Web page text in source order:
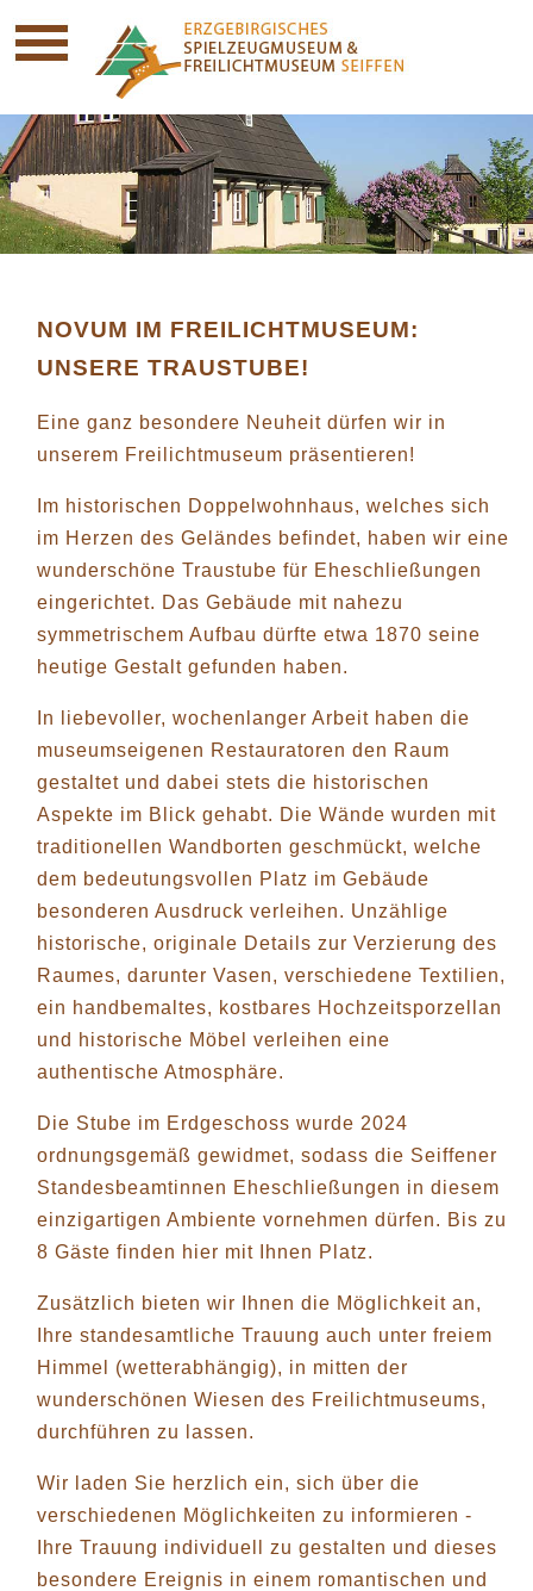
NOVUM IM FREILICHTMUSEUM:
UNSERE TRAUSTUBE!
Eine ganz besondere Neuheit dürfen wir in
unserem Freilichtmuseum präsentieren!
Im historischen Doppelwohnhaus, welches sich
im Herzen des Geländes befindet, haben wir eine
wunderschöne Traustube für Eheschließungen
eingerichtet. Das Gebäude mit nahezu
symmetrischem Aufbau dürfte etwa 1870 seine
heutige Gestalt gefunden haben.
In liebevoller, wochenlanger Arbeit haben die
museumseigenen Restauratoren den Raum
gestaltet und dabei stets die historischen
Aspekte im Blick gehabt. Die Wände wurden mit
traditionellen Wandborten geschmückt, welche
dem bedeutungsvollen Platz im Gebäude
besonderen Ausdruck verleihen. Unzählige
historische, originale Details zur Verzierung des
Raumes, darunter Vasen, verschiedene Textilien,
ein handbemaltes, kostbares Hochzeitsporzellan
und historische Möbel verleihen eine
authentische Atmosphäre.
Die Stube im Erdgeschoss wurde 2024
ordnungsgemäß gewidmet, sodass die Seiffener
Standesbeamtinnen Eheschließungen in diesem
einzigartigen Ambiente vornehmen dürfen. Bis zu
8 Gäste finden hier mit Ihnen Platz.
Zusätzlich bieten wir Ihnen die Möglichkeit an,
Ihre standesamtliche Trauung auch unter freiem
Himmel (wetterabhängig), in mitten der
wunderschönen Wiesen des Freilichtmuseums,
durchführen zu lassen.
Wir laden Sie herzlich ein, sich über die
verschiedenen Möglichkeiten zu informieren -
Ihre Trauung individuell zu gestalten und dieses
besondere Ereignis in einem romantischen und